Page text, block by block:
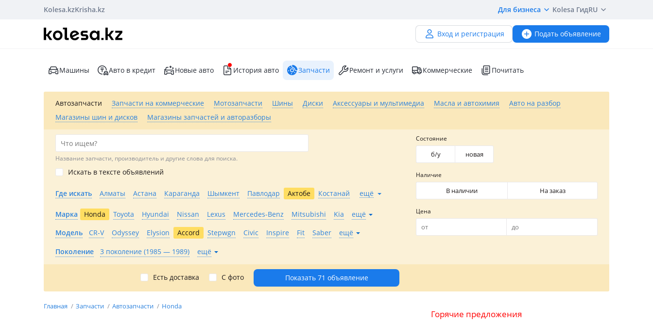
Kolesa.kzKrisha.kz Для бизнеса Kolesa ГидRU
Вход и регистрация Подать объявление
Машины Авто в кредит Новые авто История авто Запчасти Ремонт и услуги Коммерческие Почитать
Автозапчасти Запчасти на коммерческие Мотозапчасти Шины Диски Аксессуары и мультимедиа Масла и автохимия
Авто на разбор
Магазины шин и дисков
Магазины запчастей и авторазборы
Название запчасти, производитель и другие слова для поиска.
Искать в тексте объявлений
Где искать Алматы Астана Караганда Шымкент Павлодар Актобе Костанай ещё
Марка Honda Toyota Hyundai Nissan Lexus Mercedes-Benz Mitsubishi Kia ещё
Модель CR-V Odyssey Elysion Accord Stepwgn Civic Inspire Fit Saber ещё
Поколение 3 поколение (1985 — 1989) ещё
Состояние
б/y новая
Наличие
В наличии На заказ
Цена
Показать 71 объявление
Есть доставка С фото
Главная Запчасти Автозапчасти Honda
Горячие предложения